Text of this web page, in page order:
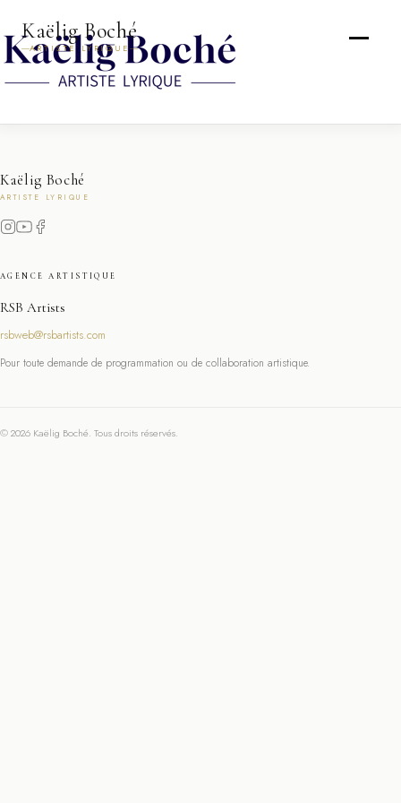
Kaëlig Boché
ARTISTE LYRIQUE
Kaëlig Boché
ARTISTE LYRIQUE
AGENCE ARTISTIQUE
RSB Artists
rsbweb@rsbartists.com
Pour toute demande de programmation ou de collaboration artistique.
© 2026 Kaëlig Boché. Tous droits réservés.